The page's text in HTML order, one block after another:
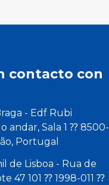
contacto con
- Edf Rubi
andar, Sala 1 ⁇ 8500-
Portugal
de Lisboa - Rua de
47 101 ⁇ 1998-011 ⁇